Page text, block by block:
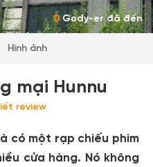
0Gody-er đã đến
Hình ảnh
mại Hunnu
review
có một rạp chiếu phim
cửa hàng. Nó không